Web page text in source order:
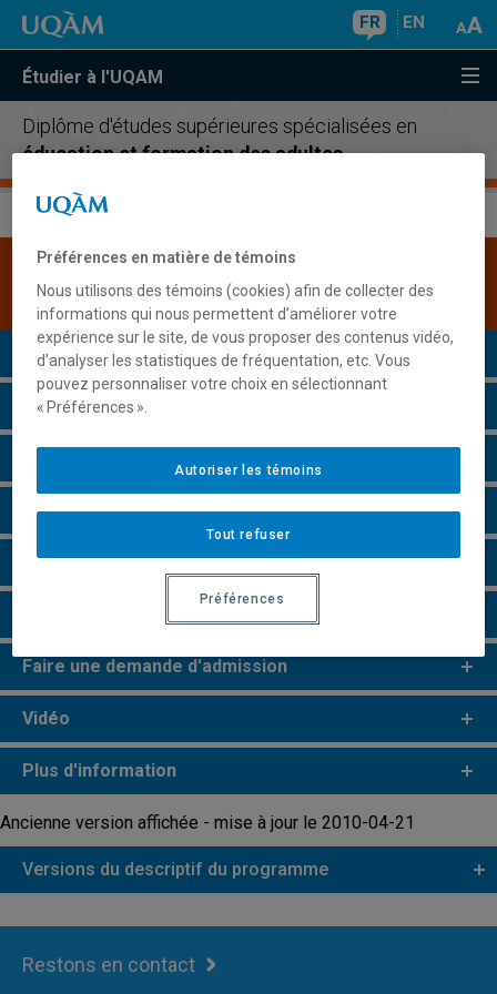
FR EN
Étudier à l'UQAM
Diplôme d'études supérieures spécialisées en
éducation et formation des adultes
disponible.Cliquez ici pour la consulter.
Présentation du programme
Conditions d'admission
Particularités
Perspectives professionnelles
Faire une demande d'admission
Vidéo
Plus d'information
Ancienne version affichée - mise à jour le 2010-04-21
Versions du descriptif du programme
Restons en contact
Préférences en matière de témoins
Nous utilisons des témoins (cookies) afin de collecter des
informations qui nous permettent d’améliorer votre
expérience sur le site, de vous proposer des contenus vidéo,
d’analyser les statistiques de fréquentation, etc. Vous
pouvez personnaliser votre choix en sélectionnant
« Préférences ».
Tout refuser
Autoriser les témoins
Préférences